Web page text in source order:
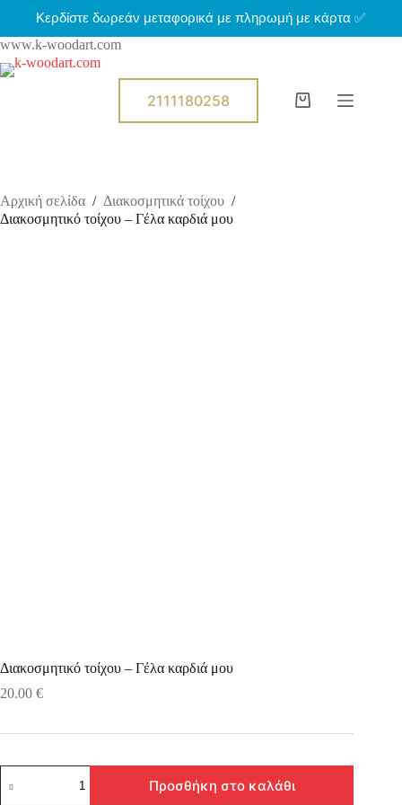
Κερδίστε δωρεάν μεταφορικά με πληρωμή με κάρτα ✅
www.k-woodart.com
τ
ά
ε
ρ
2111180258
Shopping
Αρχική σελίδα / Διακοσμητικά τοίχου /
Διακοσμητικό τοίχου – Γέλα καρδιά μου
Διακοσμητικό τοίχου – Γέλα καρδιά μου
20.00 €
τοίχου
Προσθήκη στο καλάθι